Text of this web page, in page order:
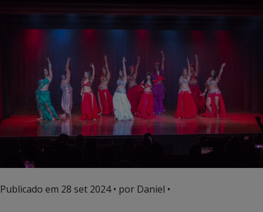
Publicado em 28 set 2024• por Daniel •